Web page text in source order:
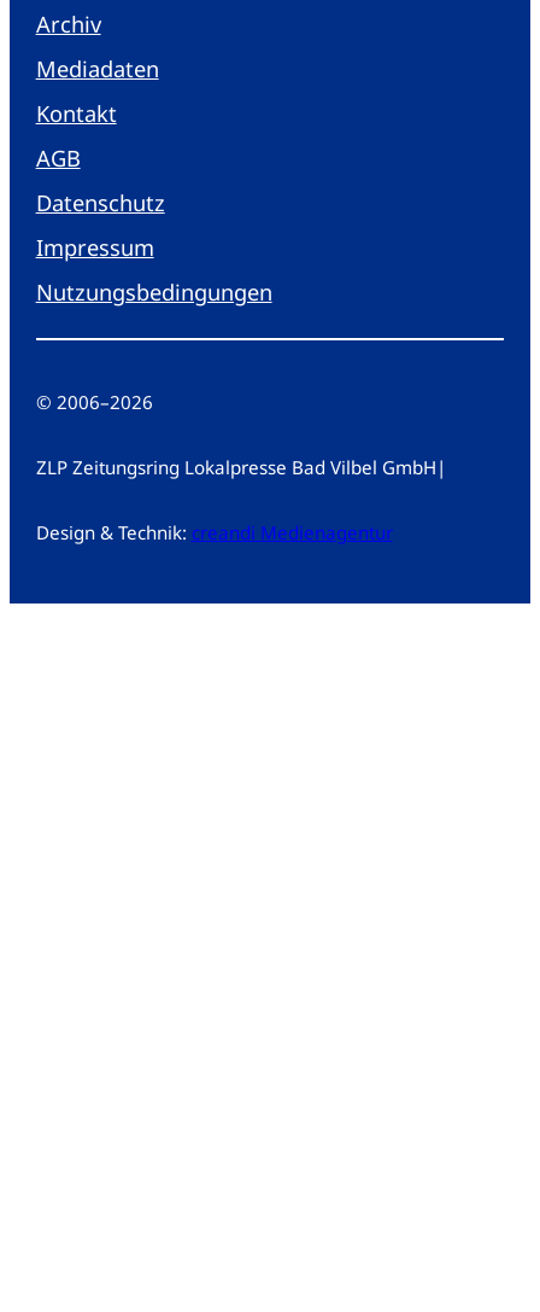
Archiv
Mediadaten
Kontakt
AGB
Datenschutz
Impressum
Nutzungsbedingungen
© 2006–2026
ZLP Zeitungsring Lokalpresse Bad Vilbel GmbH |
Design & Technik: creandi Medienagentur